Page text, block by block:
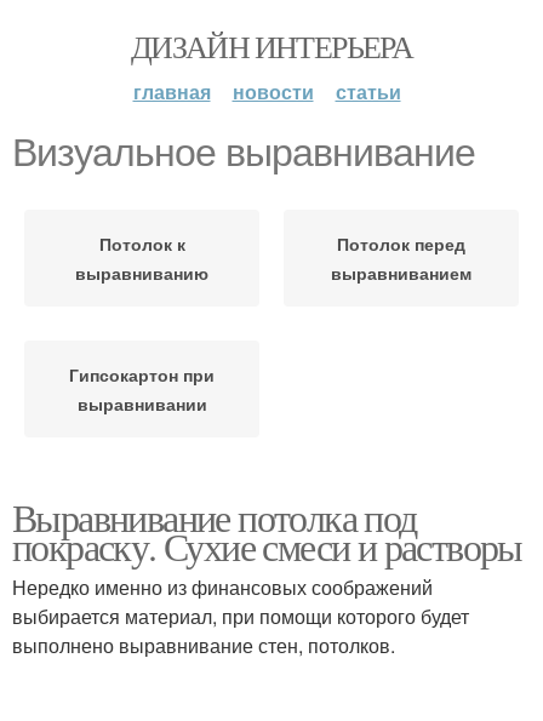
ДИЗАЙН ИНТЕРЬЕРА
главная новости статьи
Визуальное выравнивание
Потолок к
выравниванию
Потолок перед
выравниванием
Гипсокартон при
выравнивании
Выравнивание потолка под
покраску. Сухие смеси и растворы
Нередко именно из финансовых соображений
выбирается материал, при помощи которого будет
выполнено выравнивание стен, потолков.